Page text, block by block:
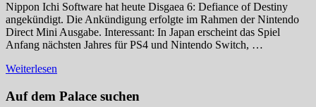
Nippon Ichi Software hat heute Disgaea 6: Defiance of Destiny
angekündigt. Die Ankündigung erfolgte im Rahmen der Nintendo
Direct Mini Ausgabe. Interessant: In Japan erscheint das Spiel
Anfang nächsten Jahres für PS4 und Nintendo Switch, …
Weiterlesen
Auf dem Palace suchen